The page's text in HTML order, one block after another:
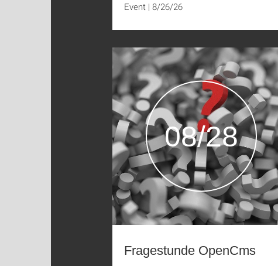
Event | 8/26/26
08/28
Fragestunde OpenCms